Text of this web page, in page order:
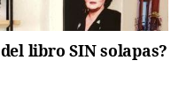
libro SIN solapas?